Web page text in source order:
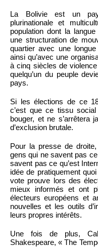
La Bolivie est un
plurinationale et
population dont la
une structuration de
quartier avec une
ainsi qu’avec une
à cinq siècles de
quelqu’un du peuple
pays.
Si les élections de ce
c’est que ce tissu
bouger, et ne s’arrêtera
d’exclusion brutale.
Pour la presse de
gens qui ne savent pas
savent pas ce qu’est
idée de pratiquement
vote prouve lors des
mieux informés et ont
électeurs européens et
nouvelles et les outils
leurs propres intérêts.
Une fois de plus,
Shakespeare, « The